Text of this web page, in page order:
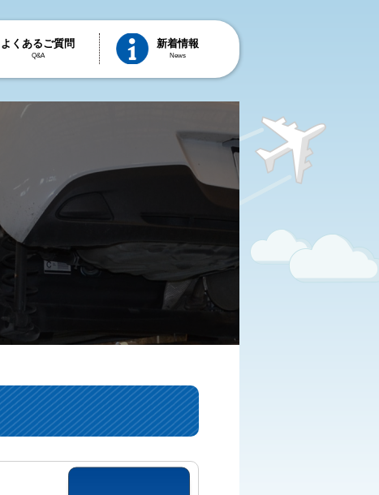
よくあるご質問
Q&A
新着情報
News